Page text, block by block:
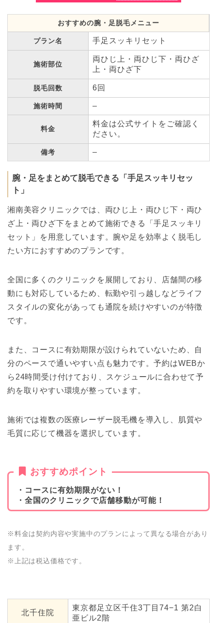
おすすめの腕・足脱毛メニュー
プラン名 手足スッキリセット
施術部位
両ひじ上・両ひじ下・両ひざ
上・両ひざ下
脱毛回数 6回
施術時間 –
料金
料金は公式サイトをご確認く
ださい。
備考 –
腕・足をまとめて脱毛できる「手足スッキリセッ
ト」
湘南美容クリニックでは、両ひじ上・両ひじ下・両ひ
ざ上・両ひざ下をまとめて施術できる「手足スッキリ
セット」を用意しています。腕や足を効率よく脱毛し
たい方におすすめのプランです。
全国に多くのクリニックを展開しており、店舗間の移
動にも対応しているため、転勤や引っ越しなどライフ
スタイルの変化があっても通院を続けやすいのが特徴
です。
また、コースに有効期限が設けられていないため、自
分のペースで通いやすい点も魅力です。予約はWEBか
ら24時間受け付けており、スケジュールに合わせて予
約を取りやすい環境が整っています。
施術では複数の医療レーザー脱毛機を導入し、肌質や
毛質に応じて機器を選択しています。
おすすめポイント
・コースに有効期限がない！
・全国のクリニックで店舗移動が可能！
※料金は契約内容や実施中のプランによって異なる場合があり
ます。
※上記は税込価格です。
北千住院
東京都足立区千住3丁目74−1 第2白
亜ビル2階